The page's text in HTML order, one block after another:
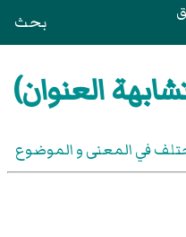
بحث
العنوان)
في المعنى و الموضوع